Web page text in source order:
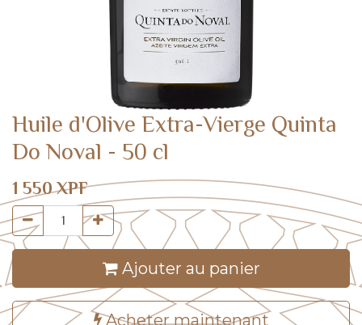
Huile d'Olive Extra-Vierge Quinta
Do Noval - 50 cl
1 550XPF
Ajouter au panier
Acheter maintenant